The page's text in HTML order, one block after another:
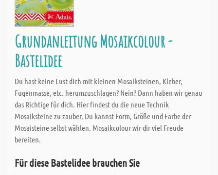
Grundanleitung Mosaikcolour -
Bastelidee
Du hast keine Lust dich mit kleinen Mosaiksteinen, Kleber,
Fugenmasse, etc. herumzuschlagen? Nein? Dann haben wir genau
das Richtige für dich. Hier findest du die neue Technik
Mosaiksteine zu zauber, Du kannst Form, Größe und Farbe der
Mosaisteine selbst wählen. Mosaikcolour wir dir viel Freude
bereiten.
Für diese Bastelidee brauchen Sie